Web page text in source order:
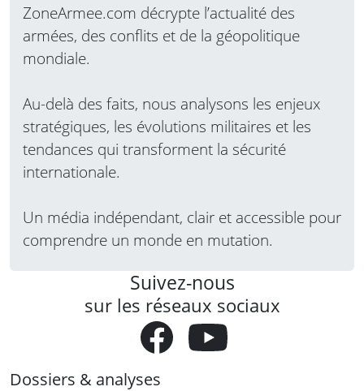
ZoneArmee.com décrypte l’actualité des
armées, des conflits et de la géopolitique
mondiale.
Au-delà des faits, nous analysons les enjeux
stratégiques, les évolutions militaires et les
tendances qui transforment la sécurité
internationale.
Un média indépendant, clair et accessible pour
comprendre un monde en mutation.
Suivez-nous
sur les réseaux sociaux
Dossiers & analyses